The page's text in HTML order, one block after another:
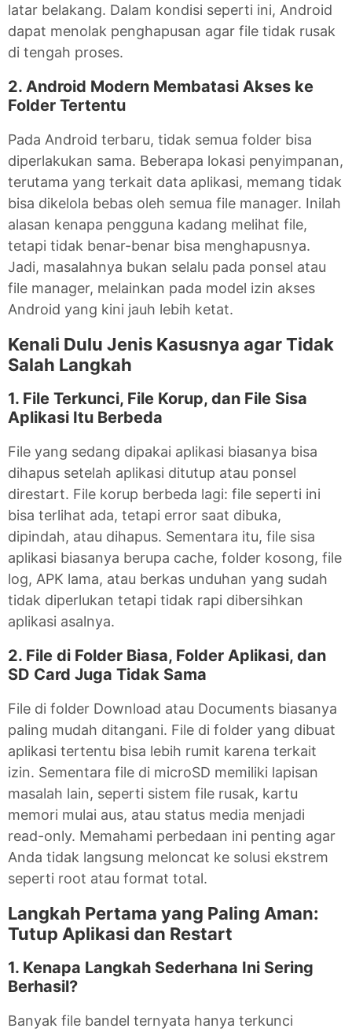
latar belakang. Dalam kondisi seperti ini, Android
dapat menolak penghapusan agar file tidak rusak
di tengah proses.
2. Android Modern Membatasi Akses ke
Folder Tertentu
Pada Android terbaru, tidak semua folder bisa
diperlakukan sama. Beberapa lokasi penyimpanan,
terutama yang terkait data aplikasi, memang tidak
bisa dikelola bebas oleh semua file manager. Inilah
alasan kenapa pengguna kadang melihat file,
tetapi tidak benar-benar bisa menghapusnya.
Jadi, masalahnya bukan selalu pada ponsel atau
file manager, melainkan pada model izin akses
Android yang kini jauh lebih ketat.
Kenali Dulu Jenis Kasusnya agar Tidak
Salah Langkah
1. File Terkunci, File Korup, dan File Sisa
Aplikasi Itu Berbeda
File yang sedang dipakai aplikasi biasanya bisa
dihapus setelah aplikasi ditutup atau ponsel
direstart. File korup berbeda lagi: file seperti ini
bisa terlihat ada, tetapi error saat dibuka,
dipindah, atau dihapus. Sementara itu, file sisa
aplikasi biasanya berupa cache, folder kosong, file
log, APK lama, atau berkas unduhan yang sudah
tidak diperlukan tetapi tidak rapi dibersihkan
aplikasi asalnya.
2. File di Folder Biasa, Folder Aplikasi, dan
SD Card Juga Tidak Sama
File di folder Download atau Documents biasanya
paling mudah ditangani. File di folder yang dibuat
aplikasi tertentu bisa lebih rumit karena terkait
izin. Sementara file di microSD memiliki lapisan
masalah lain, seperti sistem file rusak, kartu
memori mulai aus, atau status media menjadi
read-only. Memahami perbedaan ini penting agar
Anda tidak langsung meloncat ke solusi ekstrem
seperti root atau format total.
Langkah Pertama yang Paling Aman:
Tutup Aplikasi dan Restart
1. Kenapa Langkah Sederhana Ini Sering
Berhasil?
Banyak file bandel ternyata hanya terkunci